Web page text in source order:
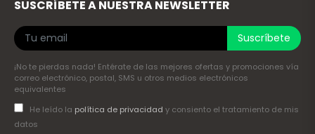
SUSCRÍBETE A NUESTRA NEWSLETTER
Suscríbete
¡No te pierdas nada! Entérate de las mejores ofertas y promociones vía
correo electrónico, postal, SMS u otros medios electrónicos
equivalentes
He leído la política de privacidad y consiento el tratamiento de mis
datos